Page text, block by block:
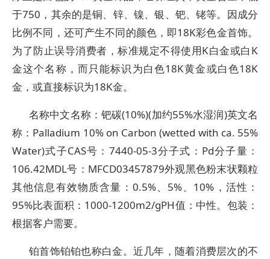
于750，其余的是铜、锌、镍、银、钯、铑等。因成分
比例不同，还可产生不同的颜色，即18K彩色金首饰。
为了防止误导消费者，标准规定不得使用K白金或白K
金这个名称，而只能标识为白色18K黄金或白色18K
金，或直接标识为18K金。
名称中文名称：钯碳(10%)(加约55%水湿润)英文名
称：Palladium 10% on Carbon (wetted with ca. 55%
Water)式子CAS号：7440-05-3分子式：Pd分子量：
106.42MDL号：MFCD03457879外观黑色粉末状颗粒
其他信息有效物质含量：0.5%、5%、10%，活性：
95%比表面积：1000-1200m2/gPH值：中性。包装：
根据客户需要。
铂首饰铂铂也称白金。近几年，随着消费层次的不